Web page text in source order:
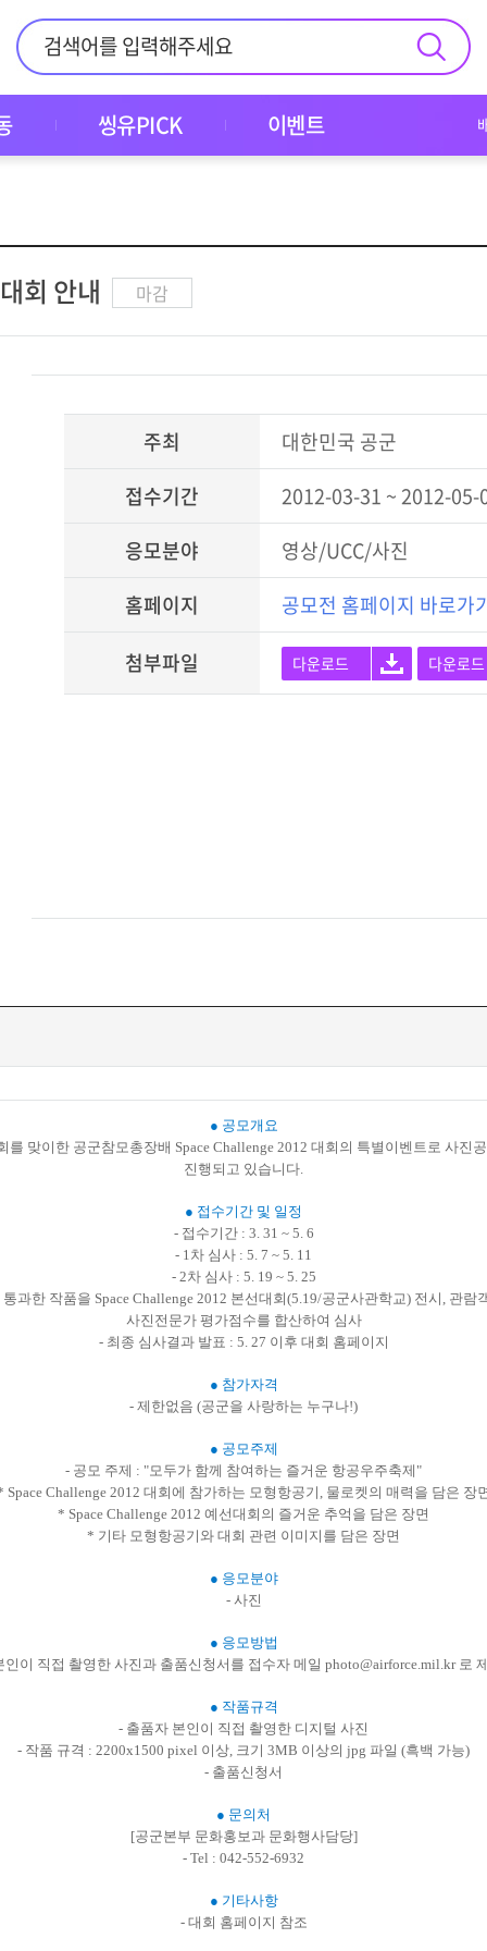
씽유PICK 이벤트
회 안내 마감
주최
대한민국 공군
접수기간
2012-03-31 ~ 2012-05-
응모분야
영상/UCC/사진
홈페이지
공모전 홈페이지 바로가
첨부파일
다운로드 다운로드
● 공모개요
를 맞이한 공군참모총장배 Space Challenge 2012 대회의 특별이벤트로 사진
진행되고 있습니다.
● 접수기간 및 일정
- 접수기간 : 3. 31 ~ 5. 6
- 1차 심사 : 5. 7 ~ 5. 11
- 2차 심사 : 5. 19 ~ 5. 25
과한 작품을 Space Challenge 2012 본선대회(5.19/공군사관학교) 전시, 관람
사진전문가 평가점수를 합산하여 심사
- 최종 심사결과 발표 : 5. 27 이후 대회 홈페이지
● 참가자격
- 제한없음 (공군을 사랑하는 누구나!)
● 공모주제
- 공모 주제 : "모두가 함께 참여하는 즐거운 항공우주축제"
Space Challenge 2012 대회에 참가하는 모형항공기, 물로켓의 매력을 담은 장
* Space Challenge 2012 예선대회의 즐거운 추억을 담은 장면
* 기타 모형항공기와 대회 관련 이미지를 담은 장면
● 응모분야
- 사진
● 응모방법
인이 직접 촬영한 사진과 출품신청서를 접수자 메일 photo@airforce.mil.kr 로
● 작품규격
- 출품자 본인이 직접 촬영한 디지털 사진
- 작품 규격 : 2200x1500 pixel 이상, 크기 3MB 이상의 jpg 파일 (흑백 가능)
- 출품신청서
● 문의처
[공군본부 문화홍보과 문화행사담당]
- Tel : 042-552-6932
● 기타사항
- 대회 홈페이지 참조